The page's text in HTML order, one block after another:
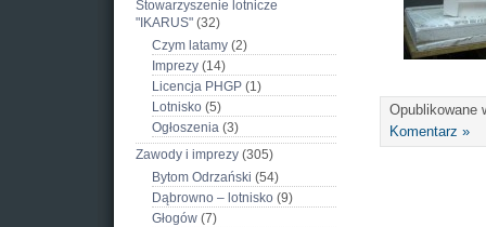
Stowarzyszenie lotnicze
"IKARUS" (32)
Czym latamy (2)
Imprezy (14)
Licencja PHGP (1)
Lotnisko (5)
Ogłoszenia (3)
Zawody i imprezy (305)
Bytom Odrzański (54)
Dąbrowno – lotnisko (9)
Głogów (7)
Opublikowane
Komentarz »